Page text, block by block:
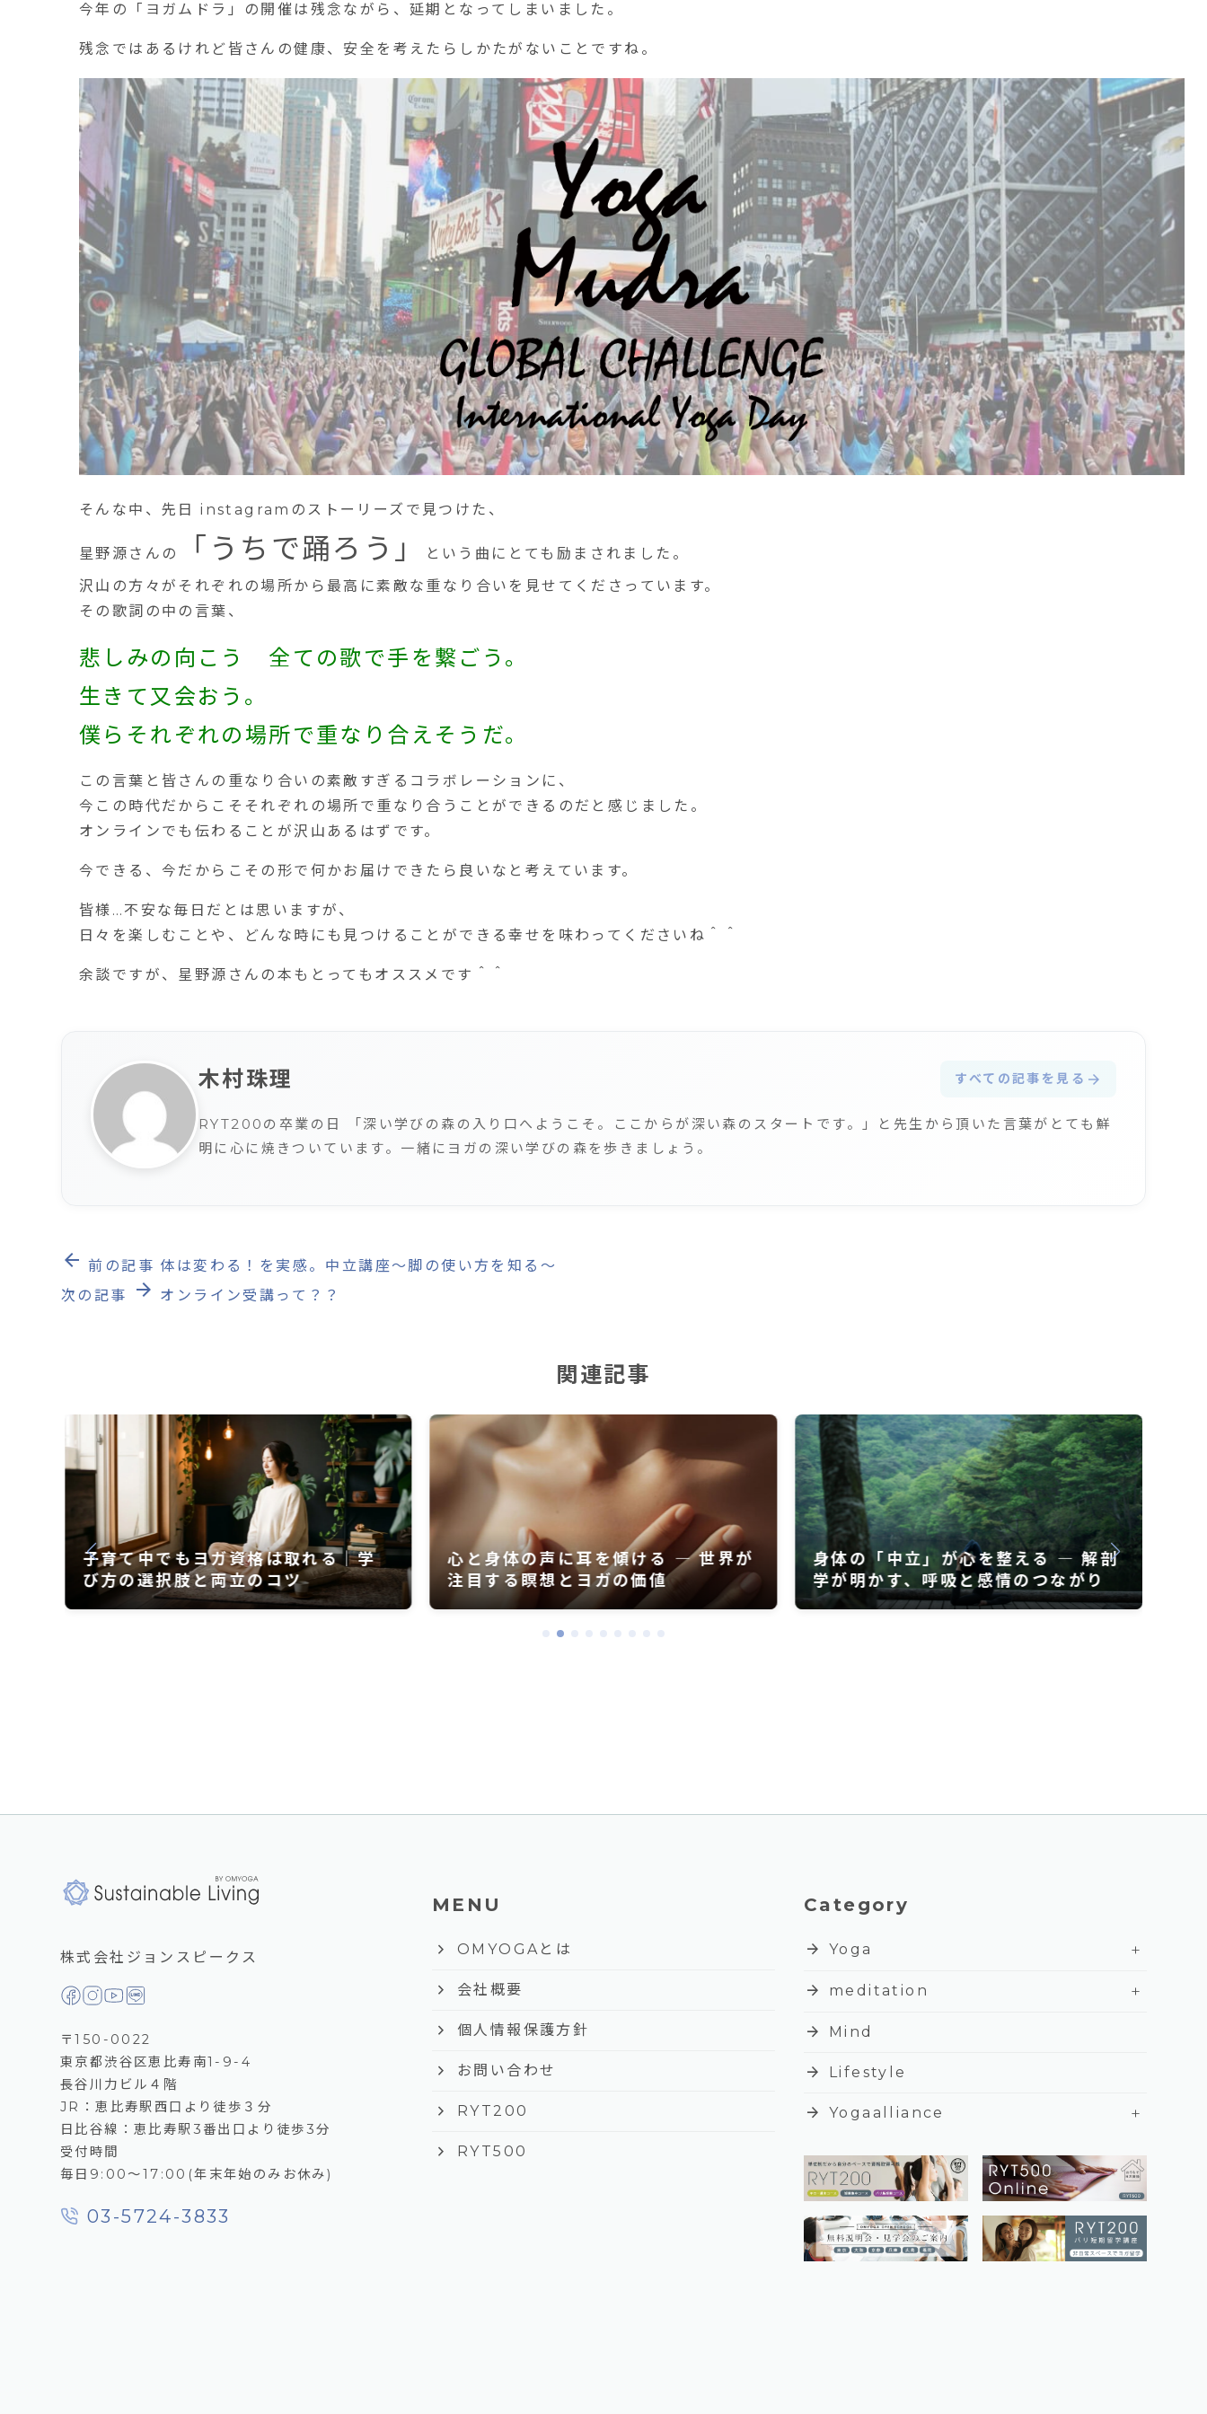
今年の「ヨガムドラ」の開催は残念ながら、延期となってしまいました。
残念ではあるけれど皆さんの健康、安全を考えたらしかたがないことですね。
そんな中、先日 instagramのストーリーズで見つけた、
星野源さんの 「うちで踊ろう」
という曲にとても励まされました。
沢山の方々がそれぞれの場所から最高に素敵な重なり合いを見せてくださっています。
その歌詞の中の言葉、
悲しみの向こう 全ての歌で手を繋ごう。
生きて又会おう。
僕らそれぞれの場所で重なり合えそうだ。
この言葉と皆さんの重なり合いの素敵すぎるコラボレーションに、
今この時代だからこそそれぞれの場所で重なり合うことができるのだと感じました。
オンラインでも伝わることが沢山あるはずです。
今できる、今だからこその形で何かお届けできたら良いなと考えています。
皆様…不安な毎日だとは思いますが、
日々を楽しむことや、どんな時にも見つけることができる幸せを味わってくださいね＾＾
余談ですが、星野源さんの本もとってもオススメです＾＾
木村珠理 すべての記事を見る arrow_forward
RYT200の卒業の日 「深い学びの森の入り口へようこそ。ここからが深い森のスタートです。」と先生から頂いた言葉がとても鮮
明に心に焼きついています。一緒にヨガの深い学びの森を歩きましょう。
arrow_back 前の記事 体は変わる！を実感。中立講座〜脚の使い方を知る〜
次の記事
arrow_forward オンライン受講って？？
関連記事
心と身体の声に耳を傾ける ― 世界が
注目する瞑想とヨガの価値
身体の「中立」が心を整える ― 解剖
学が明かす、呼吸と感情のつながり
環境にやさしい暮らしを続けるため
に、大切にしたい考え方
株式会社ジョンスピークス
〒150-0022
東京都渋谷区恵比寿南1-9-4
長谷川力ビル４階
JR：恵比寿駅西口より徒歩３分
日比谷線：恵比寿駅3番出口より徒歩3分
受付時間
毎日9:00～17:00(年末年始のみお休み)
03-5724-3833
MENU
keyboard_arrow_right OMYOGAとは
keyboard_arrow_right 会社概要
keyboard_arrow_right 個人情報保護方針
keyboard_arrow_right お問い合わせ
keyboard_arrow_right RYT200
keyboard_arrow_right RYT500
Category
arrow_forward Yoga
+
arrow_forward
meditation
+
arrow_forward
Mind
arrow_forward Lifestyle
arrow_forward Yogaalliance +